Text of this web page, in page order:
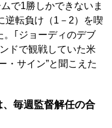
で1勝しかできないま
逆転負け（1－2）を喫
。｢ジョーディのデブ
ドで観戦していた米
・サイン”と聞こえた
毎週監督解任の合